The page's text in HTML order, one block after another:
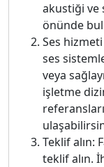
akustiği ve
önünde
Ses hizmeti
ses
veya
işletme
Teklif alın:
teklif alın.